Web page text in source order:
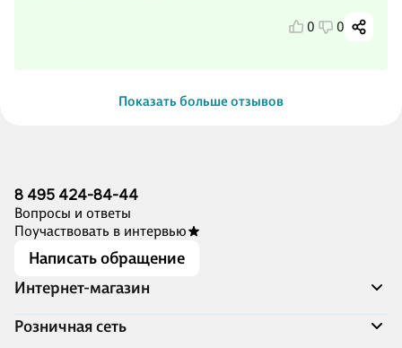
0 0
Показать больше отзывов
8 495 424-84-44
Вопросы и ответы
Поучаствовать в интервью
Написать обращение
Интернет-магазин
Акции
Розничная сеть